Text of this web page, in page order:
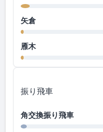
矢倉
雁木
振り飛車
角交換振り飛車